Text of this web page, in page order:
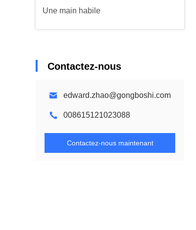
Une main habile
Contactez-nous
edward.zhao@gongboshi.com
008615121023088
Contactez-nous maintenant